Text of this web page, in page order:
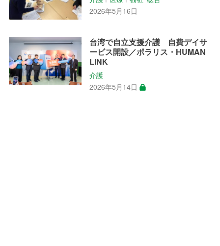
2026年5月16日
台湾で自立支援介護 自費デイサ
ービス開設／ポラリス・HUMAN
LINK
介護
2026年5月14日